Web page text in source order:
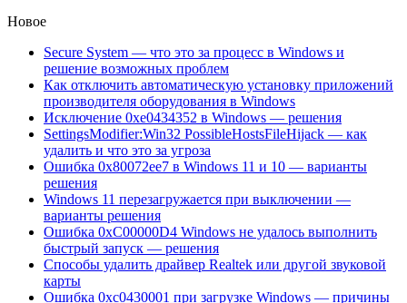
Новое
Secure System — что это за процесс в Windows и
решение возможных проблем
Как отключить автоматическую установку приложений
производителя оборудования в Windows
Исключение 0xe0434352 в Windows — решения
SettingsModifier:Win32 PossibleHostsFileHijack — как
удалить и что это за угроза
Ошибка 0x80072ee7 в Windows 11 и 10 — варианты
решения
Windows 11 перезагружается при выключении —
варианты решения
Ошибка 0xC00000D4 Windows не удалось выполнить
быстрый запуск — решения
Способы удалить драйвер Realtek или другой звуковой
карты
Ошибка 0xc0430001 при загрузке Windows — причины